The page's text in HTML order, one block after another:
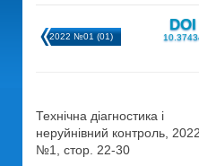
2022 №01 (01)
Технічна діагностика і
неруйнівний контроль, 2022,
№1, стор. 22-30